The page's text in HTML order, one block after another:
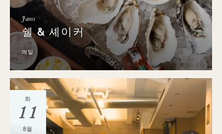
Jams
쉘 & 셰이커
매일
화
11
8월